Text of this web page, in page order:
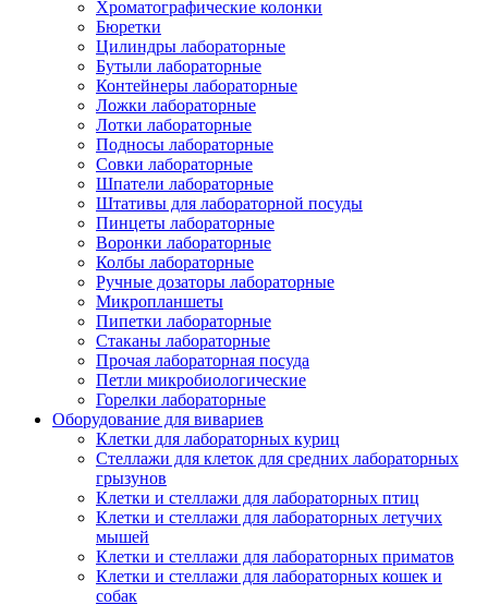
Хроматографические колонки
Бюретки
Цилиндры лабораторные
Бутыли лабораторные
Контейнеры лабораторные
Ложки лабораторные
Лотки лабораторные
Подносы лабораторные
Совки лабораторные
Шпатели лабораторные
Штативы для лабораторной посуды
Пинцеты лабораторные
Воронки лабораторные
Колбы лабораторные
Ручные дозаторы лабораторные
Микропланшеты
Пипетки лабораторные
Стаканы лабораторные
Прочая лабораторная посуда
Петли микробиологические
Горелки лабораторные
Оборудование для вивариев
Клетки для лабораторных куриц
Стеллажи для клеток для средних лабораторных
грызунов
Клетки и стеллажи для лабораторных птиц
Клетки и стеллажи для лабораторных летучих
мышей
Клетки и стеллажи для лабораторных приматов
Клетки и стеллажи для лабораторных кошек и
собак